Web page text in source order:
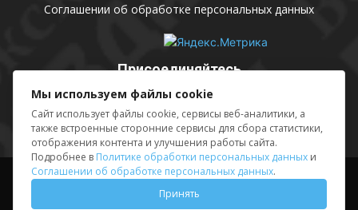
Соглашении об обработке персональных данных
Присоединяйтесь
Выходные данные Sing in
© АМУ «Редакция газеты «Волжская правда», 2012-2026
Мы используем файлы cookie
Сайт использует файлы cookie, сервисы веб-аналитики, а
также встроенные сторонние сервисы для сбора статистики,
отображения контента и улучшения работы сайта.
Подробнее в Политике обработки персональных данных и
Соглашении об обработке персональных данных.
Принять